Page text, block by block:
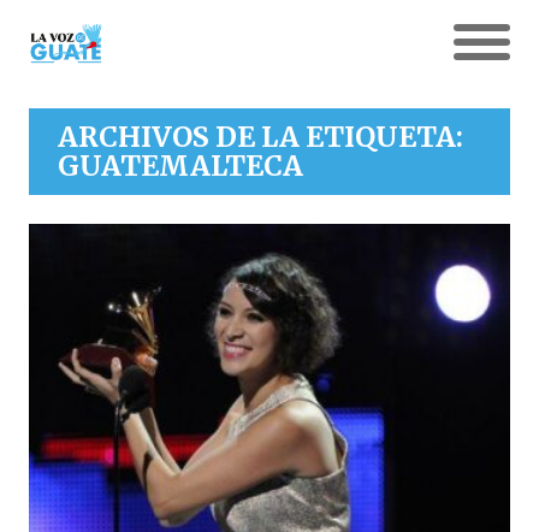
ARCHIVOS DE LA ETIQUETA:
GUATEMALTECA